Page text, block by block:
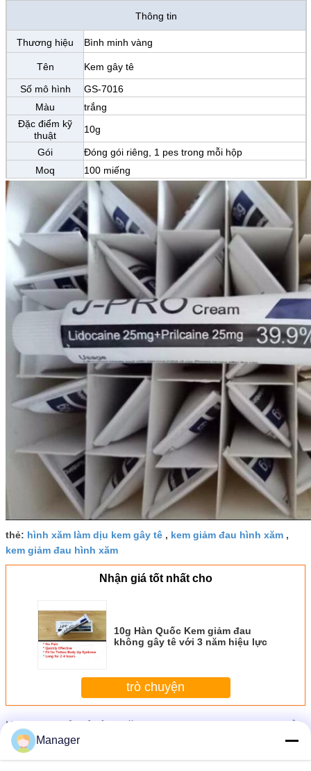
Thông tin
Thương hiệu Bình minh vàng
Tên
Kem gây tê
Số mô hình
GS-7016
Màu
trắng
Đặc điểm kỹ
thuật
10g
Gói
Đóng gói riêng, 1 pes trong mỗi hộp
Moq
100 miếng
thẻ: hình xăm làm dịu kem gây tê , kem giảm đau hình xăm ,
kem giảm đau hình xăm
Nhận giá tốt nhất cho
10g Hàn Quốc Kem giảm đau
không gây tê với 3 năm hiệu lực
trò chuyện
Hơn
Manager